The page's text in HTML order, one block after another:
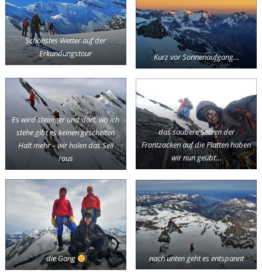
Schönstes Wetter auf der
Erkundungstour
Kurz vor Sonnenaufgang…
Es wird steiniger und dort, wo ich
stehe gibt es keinen gescheiten
Halt mehr – wir holen das Seil
raus
das saubere Setzen der
Frontzacken auf die Platten haben
wir nun geübt…
die Gang nach unten geht es entspannt